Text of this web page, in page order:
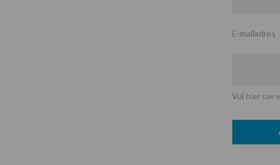
E-mailadres
Vul hier uw